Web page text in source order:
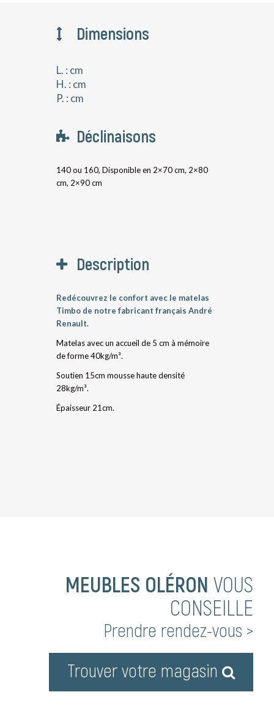
Dimensions
L. : cm
H. : cm
P. : cm
Déclinaisons
140 ou 160, Disponible en 2×70 cm, 2×80
cm, 2×90 cm
Description
Redécouvrez le confort avec le matelas
Timbo de notre fabricant français André
Renault.
Matelas avec un accueil de 5 cm à mémoire
de forme 40kg/m³.
Soutien 15cm mousse haute densité
28kg/m³.
Épaisseur 21cm.
MEUBLES OLÉRON VOUS
CONSEILLE
Prendre rendez-vous >
Trouver votre magasin